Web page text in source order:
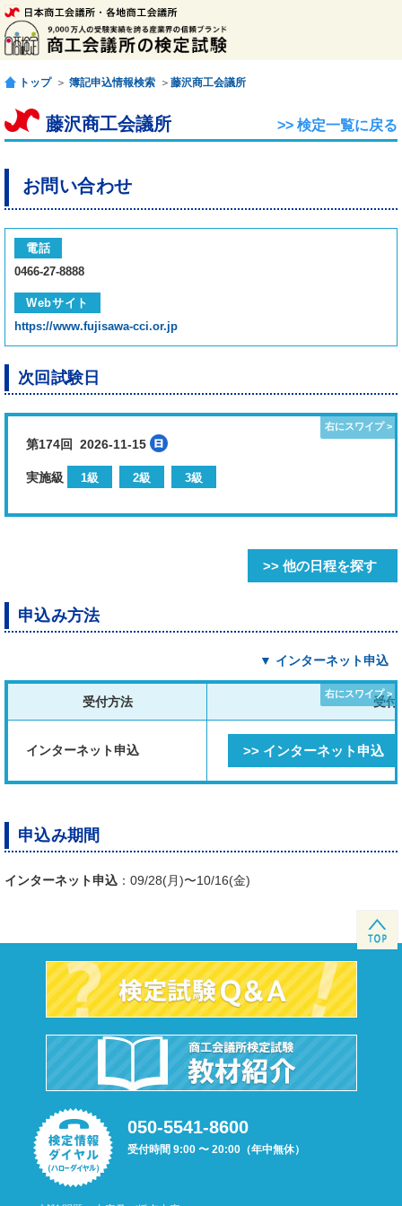
トップ ＞ 簿記申込情報検索 ＞ 藤沢商工会議所
>> 検定一覧に戻る
藤沢商工会議所
お問い合わせ
電話
0466-27-8888
Webサイト
https://www.fujisawa-cci.or.jp
次回試験日
第174回 2026-11-15
実施級 1級 2級 3級
>> 他の日程を探す
申込み方法
▼ インターネット申込
受付方法 受付
インターネット申込 >> インターネット申込
申込み期間
インターネット申込 ：09/28(月)〜10/16(金)
050-5541-8600
受付時間 9:00 〜 20:00（年中無休）